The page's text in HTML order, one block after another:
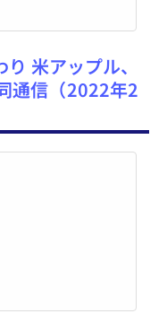
米アップル、
通信（2022年2